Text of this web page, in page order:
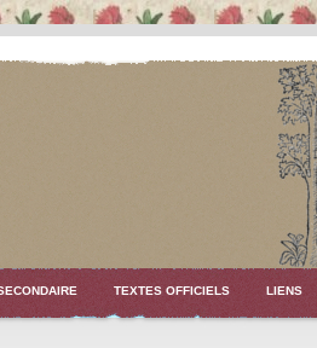
TEXTES OFFICIELS LIENS